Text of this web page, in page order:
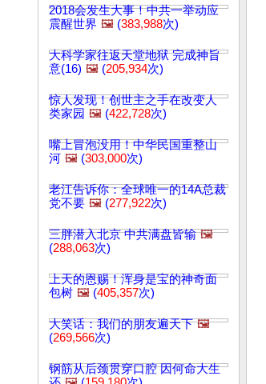
2018会发生大事！中共一举动应
震醒世界 🖼️ (383,988次)
大科学家往返天堂地狱 完成神旨
意(16) 🖼️ (205,934次)
惊人发现！创世主之手在改变人
类家园 🖼️ (422,728次)
嘴上冒泡没用！中华民国重整山
河 🖼️ (303,000次)
老江告诉你：全球唯一的14A总裁
党不要 🖼️ (277,922次)
三胖潜入北京 中共满盘皆输 🖼️
(288,063次)
上天的恩赐！浑身是宝的神奇面
包树 🖼️ (405,357次)
大笑话：我们的朋友遍天下 🖼️
(269,566次)
钢筋从后颈贯穿口腔 因何命大生